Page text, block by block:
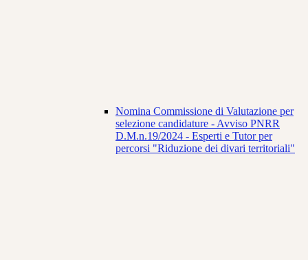
Nomina Commissione di Valutazione per
selezione candidature - Avviso PNRR
D.M.n.19/2024 - Esperti e Tutor per
percorsi "Riduzione dei divari territoriali"